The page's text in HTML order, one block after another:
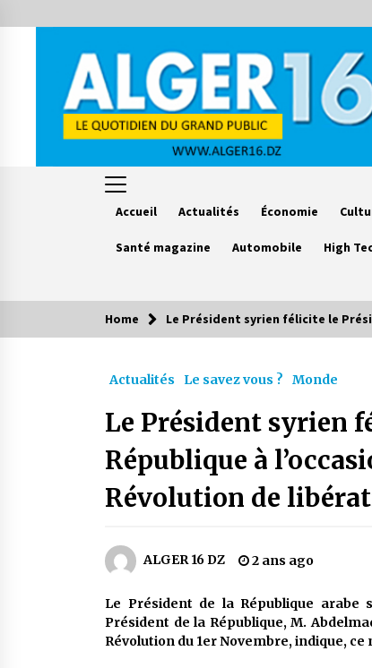
to
Accueil Actualités Économie
Santé magazine Automobile High
Le saviez vous ?
Accidents de la circulation : 11
3 jours ago
Carte Chiffa : Mise à jour au
des pharmacies désormais
pour les ayants droit
En service à partir du 1er août
prochain : Lancement de la
l’importation
2 semaines ago
Lancement d’une campagne
nationale de sensibilisation
Home Le Président syrien félicite le
Actualités Le savez vous ? Monde
Le Président syrien
République à
Révolution de
ALGER 16 DZ 2 ans ago
Le Président de la République arabe
Président de la République, M.
Révolution du 1er Novembre, indique,